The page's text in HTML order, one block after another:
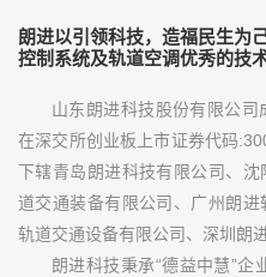
朗进以引领科技，造福民生为
控制系统及轨道空调优秀的技
山东朗进科技股份有限公
在深交所创业板上市证券代码
下辖青岛朗进科技有限公司、
道交通装备有限公司、广州朗
轨道交通设备有限公司、深圳朗
朗进科技秉承“德益中慧”企